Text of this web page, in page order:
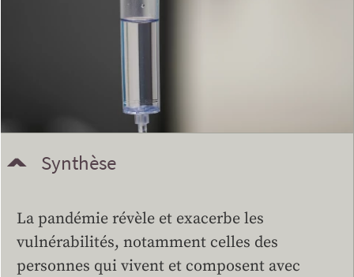
Synthèse
La pandémie révèle et exacerbe les
vulnérabilités, notamment celles des
personnes qui vivent et composent avec